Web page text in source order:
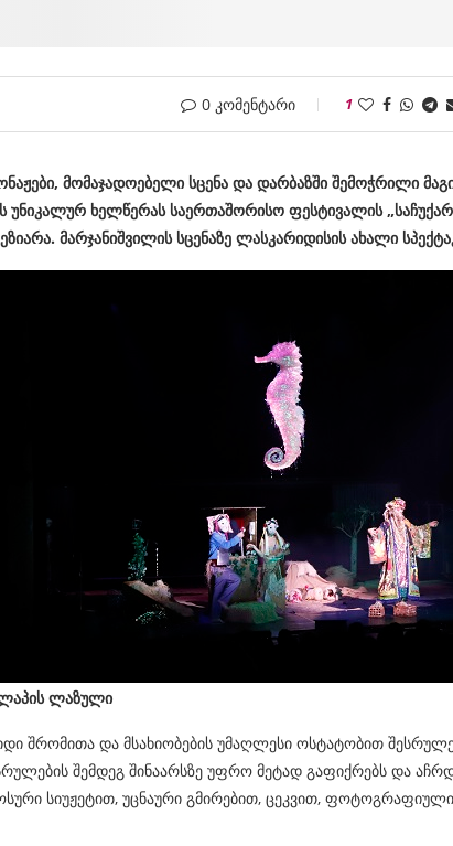
0 კომენტარი 1
მომაჯადოებელი სცენა და დარბაზში შემოჭრილი
უნიკალურ ხელწერას საერთაშორისო ფესტივალის
მარჯანიშვილის სცენაზე ლასკარიდისის ახალი
ლაზული
შრომითა და მსახიობების უმაღლესი ოსტატობით
შემდეგ შინაარსზე უფრო მეტად გაფიქრებს და
სიუჟეტით, უცნაური გმირებით, ცეკვით,